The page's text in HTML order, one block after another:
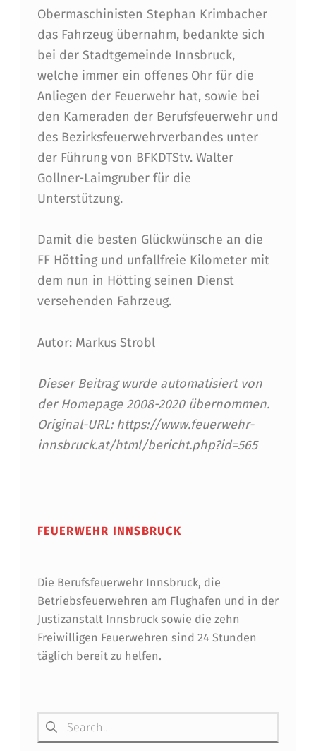
Obermaschinisten Stephan Krimbacher
das Fahrzeug übernahm, bedankte sich
bei der Stadtgemeinde Innsbruck,
welche immer ein offenes Ohr für die
Anliegen der Feuerwehr hat, sowie bei
den Kameraden der Berufsfeuerwehr und
des Bezirksfeuerwehrverbandes unter
der Führung von BFKDTStv. Walter
Gollner-Laimgruber für die
Unterstützung.
Damit die besten Glückwünsche an die
FF Hötting und unfallfreie Kilometer mit
dem nun in Hötting seinen Dienst
versehenden Fahrzeug.
Autor: Markus Strobl
Dieser Beitrag wurde automatisiert von
der Homepage 2008-2020 übernommen.
Original-URL: https://www.feuerwehr-
innsbruck.at/html/bericht.php?id=565
FEUERWEHR INNSBRUCK
Die Berufsfeuerwehr Innsbruck, die
Betriebsfeuerwehren am Flughafen und in der
Justizanstalt Innsbruck sowie die zehn
Freiwilligen Feuerwehren sind 24 Stunden
täglich bereit zu helfen.
Suchen nach: